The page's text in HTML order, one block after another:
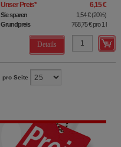
Unser Preis* 6,15 €
Sie sparen 1,54 €(20%)
Grundpreis
768,75 €pro 1 l
Details
pro Seite